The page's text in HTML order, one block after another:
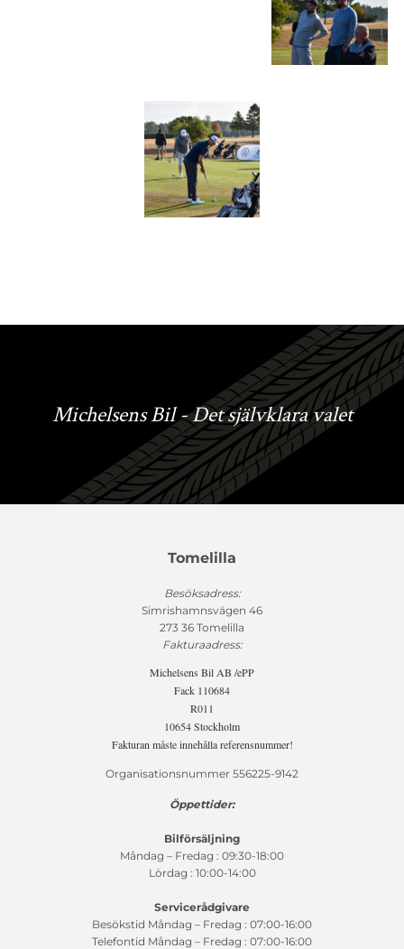
Michelsens Bil - Det självklara valet
Tomelilla
Besöksadress:
Simrishamnsvägen 46
273 36 Tomelilla
Fakturaadress:
Michelsens Bil AB /ePP
Fack 110684
R011
10654 Stockholm
Fakturan måste innehålla referensnummer!
Organisationsnummer 556225-9142
Öppettider:
Bilförsäljning
Måndag – Fredag : 09:30-18:00
Lördag : 10:00-14:00
Servicerådgivare
Besökstid Måndag – Fredag : 07:00-16:00
Telefontid Måndag – Fredag : 07:00-16:00